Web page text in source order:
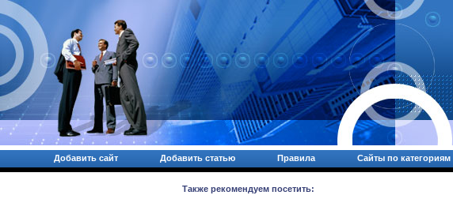
Добавить сайт Добавить статью Правила Сайты по категориям
Также рекомендуем посетить: